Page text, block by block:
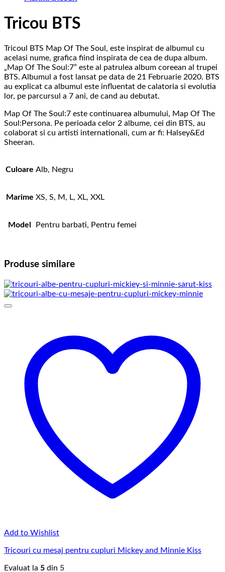
Tricou BTS
Tricoul BTS Map Of The Soul, este inspirat de albumul cu
acelasi nume, grafica fiind inspirata de cea de dupa album.
„Map Of The Soul:7” este al patrulea album coreean al trupei
BTS. Albumul a fost lansat pe data de 21 Februarie 2020. BTS
au explicat ca albumul este influentat de calatoria si evolutia
lor, pe parcursul a 7 ani, de cand au debutat.
Map Of The Soul:7 este continuarea albumului, Map Of The
Soul:Persona. Pe perioada celor 2 albume, cei din BTS, au
colaborat si cu artisti internationali, cum ar fi: Halsey&Ed
Sheeran.
Culoare Alb, Negru
Marime XS, S, M, L, XL, XXL
Model Pentru barbati, Pentru femei
Produse similare
Add to Wishlist
Tricouri cu mesaj pentru cupluri Mickey and Minnie Kiss
Evaluat la 5 din 5